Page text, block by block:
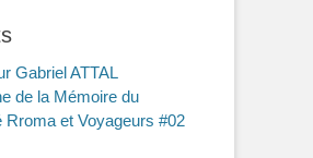
Gabriel ATTAL
de la Mémoire du
Rroma et Voyageurs #02